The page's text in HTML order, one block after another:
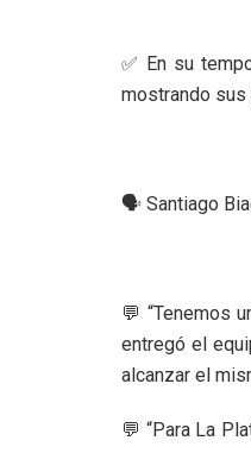
✅ En su
mostrando sus
🗣️ Santiago
💬 “Tenemos
entregó el
alcanzar el
💬 “Para La